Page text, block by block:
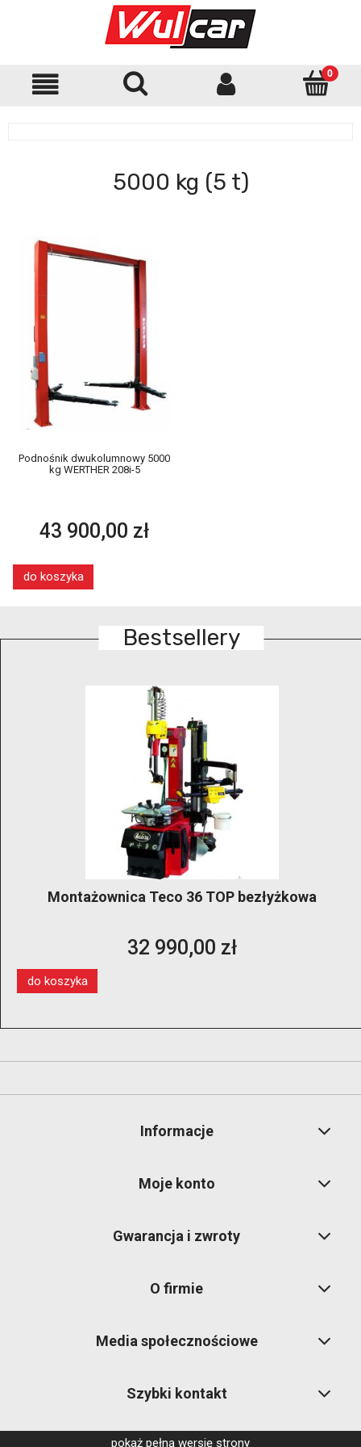
5000 kg (5 t)
Podnośnik dwukolumnowy 5000
kg WERTHER 208i-5
43 900,00 zł
do koszyka
Bestsellery
Montażownica Teco 36 TOP bezłyżkowa
32 990,00 zł
do koszyka
Informacje
Moje konto
Gwarancja i zwroty
O firmie
Media społecznościowe
Szybki kontakt
pokaż pełną wersję strony